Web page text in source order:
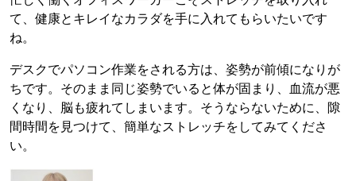
て、健康とキレイなカラダを手に入れてもらいたいです
ね。
デスクでパソコン作業をされる方は、姿勢が前傾になりが
ちです。そのまま同じ姿勢でいると体が固まり、血流が悪
くなり、脳も疲れてしまいます。そうならないために、隙
間時間を見つけて、簡単なストレッチをしてみてくださ
い。